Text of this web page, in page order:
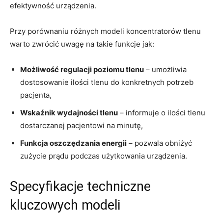
efektywność urządzenia.
Przy porównaniu różnych modeli koncentratorów tlenu
warto zwrócić uwagę na takie funkcje jak:
Możliwość regulacji poziomu tlenu – umożliwia
dostosowanie ilości tlenu do konkretnych potrzeb
pacjenta,
Wskaźnik wydajności tlenu – informuje o ilości tlenu
dostarczanej pacjentowi na minutę,
Funkcja oszczędzania energii – pozwala obniżyć
zużycie prądu podczas użytkowania urządzenia.
Specyfikacje techniczne
kluczowych modeli